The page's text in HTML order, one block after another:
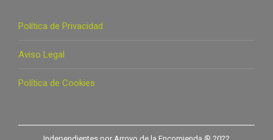
Política de Privacidad
Aviso Legal
Política de Cookies